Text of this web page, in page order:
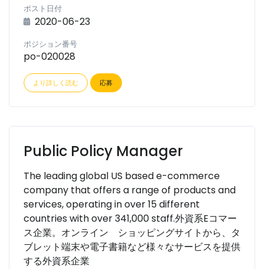
ポスト日付
2020-06-23
ポジション番号
po-020028
より詳しく読む 応募
Public Policy Manager
The leading global US based e-commerce
company that offers a range of products and
services, operating in over 15 different
countries with over 341,000 staff.外資系Eコマー
ス企業。オンライン ショッピングサイトから、タ
ブレット端末や電子書籍など様々なサービスを提供
する外資系企業